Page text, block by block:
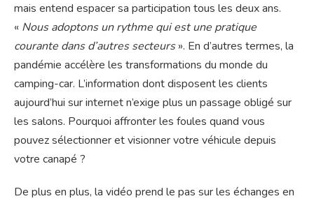
mais entend espacer sa participation tous les deux ans.
« Nous adoptons un rythme qui est une pratique
courante dans d’autres secteurs». En d’autres termes, la
pandémie accélère les transformations du monde du
camping-car. L’information dont disposent les clients
aujourd’hui sur internet n’exige plus un passage obligé sur
les salons. Pourquoi affronter les foules quand vous
pouvez sélectionner et visionner votre véhicule depuis
votre canapé ?
De plus en plus, la vidéo prend le pas sur les échanges en